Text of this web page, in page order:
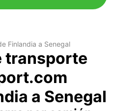
Finlandia a Senegal
transporte
a Senegal